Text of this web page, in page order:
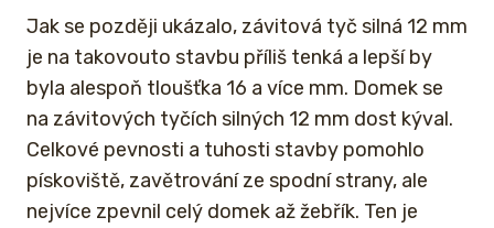
Jak se později ukázalo, závitová tyč silná 12 mm
je na takovouto stavbu příliš tenká a lepší by
byla alespoň tloušťka 16 a více mm. Domek se
na závitových tyčích silných 12 mm dost kýval.
Celkové pevnosti a tuhosti stavby pomohlo
pískoviště, zavětrování ze spodní strany, ale
nejvíce zpevnil celý domek až žebřík. Ten je